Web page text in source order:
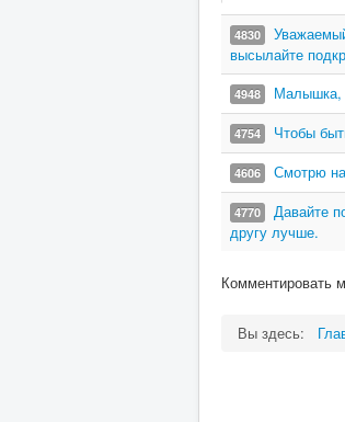
4830
высылайте
4948 Малышка,
4754 Чтобы
4606 Смотрю
4770
Давайте
другу лучше.
Комментировать
Вы здесь: